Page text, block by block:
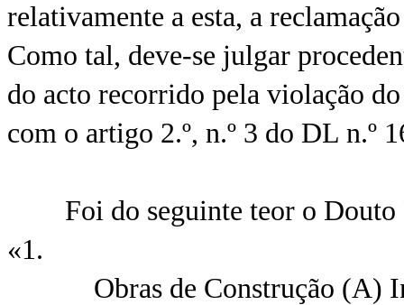
relativamente a esta, a
Como tal, deve-se julgar
do acto recorrido pela violação
com o artigo 2.º, n.º 3 do DL n.º
Foi do seguinte teor o Douto
«1.
Obras de Construção (A)